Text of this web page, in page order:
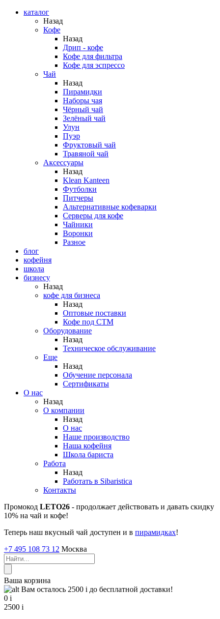
каталог
Назад
Кофе
Назад
Дрип - кофе
Кофе для фильтра
Кофе для эспрессо
Чай
Назад
Пирамидки
Наборы чая
Чёрный чай
Зелёный чай
Улун
Пуэр
Фруктовый чай
Травяной чай
Аксессуары
Назад
Klean Kanteen
Футболки
Питчеры
Альтернативные кофеварки
Серверы для кофе
Чайники
Воронки
Разное
блог
кофейня
школа
бизнесу
Назад
кофе для бизнеса
Назад
Оптовые поставки
Кофе под СТМ
Оборудование
Назад
Техническое обслуживание
Еще
Назад
Обучение персонала
Сертификаты
О нас
Назад
O компании
Назад
О нас
Наше производство
Наша кофейня
Школа бариста
Работа
Назад
Работать в Sibaristica
Контакты
Промокод LETO26 - продолжает действовать и давать скидку
10% на чай и кофе!
Теперь наш вкусный чай доступен и в пирамидках!
+7 495 108 73 12 Москва
Ваша корзина
Вам осталось 2500 i до бесплатной доставки!
0 i
2500 i